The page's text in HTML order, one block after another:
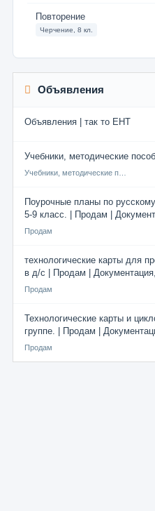
Повторение
Черчение, 8 кл.
Объявления
Объявления | так то ЕНТ
Учебники, методические
Поурочные планы по
5-9 класс. | Продам |
Продам
технологические карты для
в д/с | Продам |
Продам
Технологические карты и
группе. | Продам |
Продам